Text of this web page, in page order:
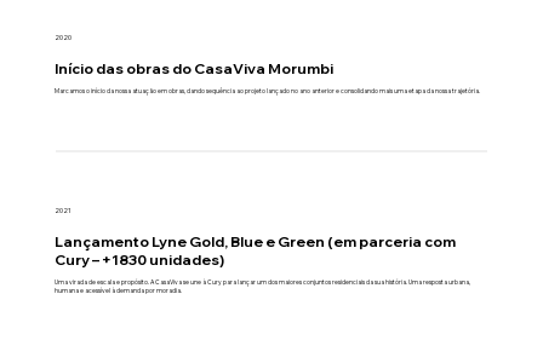
2020
Início das obras do CasaViva Morumbi
Marcamos o início da nossa atuação em obras, dando sequência ao projeto lançado no ano anterior e consolidando mais uma etapa da nossa trajetória.
2021
Lançamento Lyne Gold, Blue e Green (em parceria com
Cury – +1830 unidades)
Uma virada de escala e propósito. A CasaViva se une à Cury para lançar um dos maiores conjuntos residenciais da sua história. Uma resposta urbana,
humana e acessível à demanda por moradia.